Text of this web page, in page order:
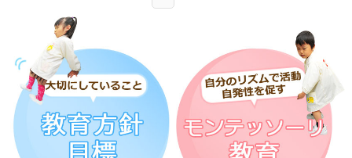
たくさん遊んだので、帰りのバスはぐっすり。
青組さん、楽しかったね！！